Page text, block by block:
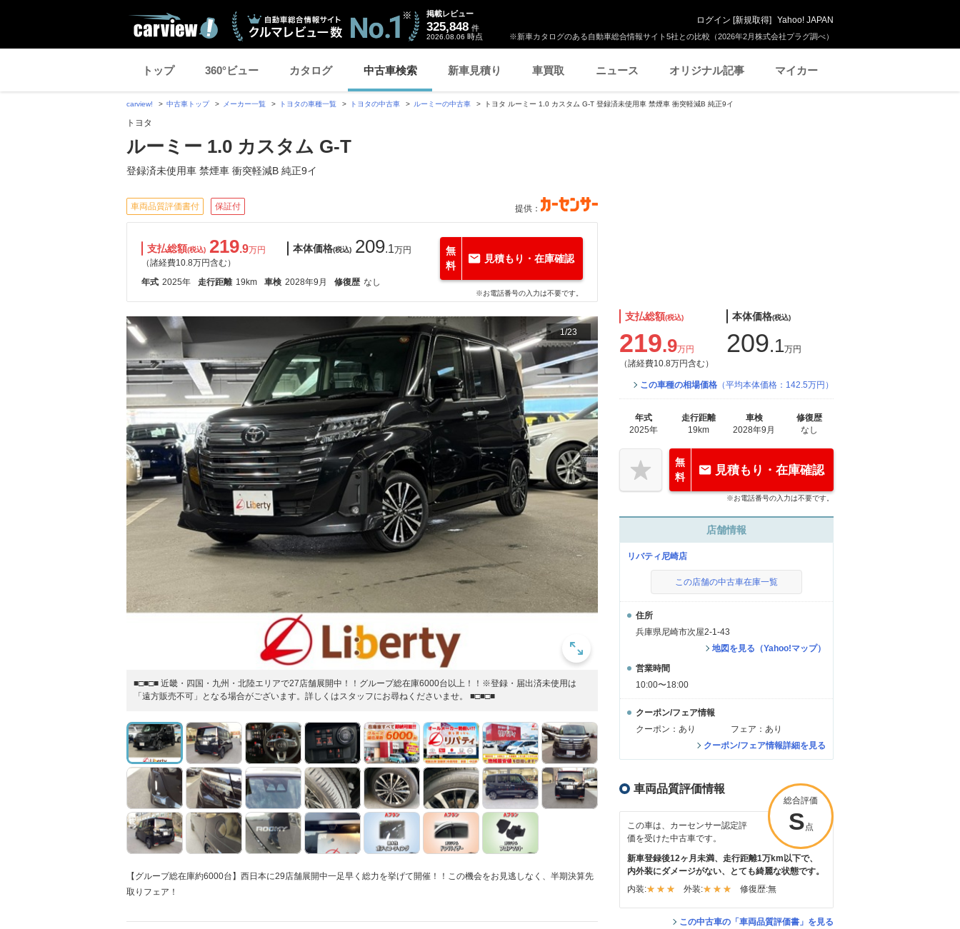
※新車カタログのある自動車総合情報サイト5社との比較（2026年2月株式会社プラグ調べ）
掲載レビュー
325,848 件
2026.08.06 時点
ログイン [新規取得] Yahoo! JAPAN
トップ 360°ビュー カタログ 中古車検索 新車見積り 車買取 ニュース オリジナル記事 マイカー
carview! 中古車トップ メーカー一覧 トヨタの車種一覧 トヨタの中古車 ルーミーの中古車 トヨタ ルーミー 1.0 カスタム G-T 登録済未使用車 禁煙車 衝突軽減B 純正9イ
トヨタ
ルーミー 1.0 カスタム G-T
登録済未使用車 禁煙車 衝突軽減B 純正9イ
車両品質評価書付 保証付 提供：
支払総額(税込) 219.9万円
（諸経費10.8万円含む）
本体価格(税込) 209.1万円
年式 2025年 走行距離 19km 車検 2028年9月 修復歴 なし
無
料
見積もり・在庫確認
※お電話番号の入力は不要です。
1/23
■□■□■ 近畿・四国・九州・北陸エリアで27店舗展開中！！グループ総在庫6000台以上！！※登録・届出済未使用は
「遠方販売不可」となる場合がございます。詳しくはスタッフにお尋ねくださいませ。 ■□■□■
【グループ総在庫約6000台】西日本に29店舗展開中一足早く総力を挙げて開催！！この機会をお見逃しなく、半期決算先
取りフェア！
支払総額(税込)
219.9万円
（諸経費10.8万円含む）
本体価格(税込)
209.1万円
この車種の相場価格 （平均本体価格：142.5万円）
年式
2025年
走行距離
19km
車検
2028年9月
修復歴
なし
無
料
見積もり・在庫確認
※お電話番号の入力は不要です。
店舗情報
リバティ尼崎店
この店舗の中古車在庫一覧
住所
兵庫県尼崎市次屋2-1-43
地図を見る（Yahoo!マップ）
営業時間
10:00〜18:00
クーポン/フェア情報
クーポン：あり
フェア：あり
クーポン/フェア情報詳細を見る
車両品質評価情報
総合評価
S点
この車は、カーセンサー認定評
価を受けた中古車です。
新車登録後12ヶ月未満、走行距離1万km以下で、
内外装にダメージがない、とても綺麗な状態です。
内装:
外装: 修復歴:無
この中古車の「車両品質評価書」を見る